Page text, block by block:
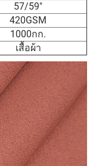
57/59"
420GSM
1000กก.
เสื้อผ้า